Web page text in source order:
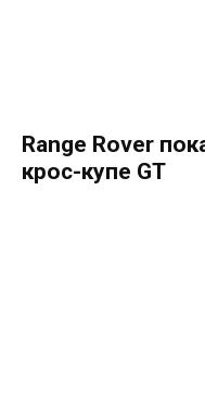
Range Rover
крос-купе GT